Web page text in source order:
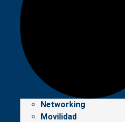
Networking
Movilidad